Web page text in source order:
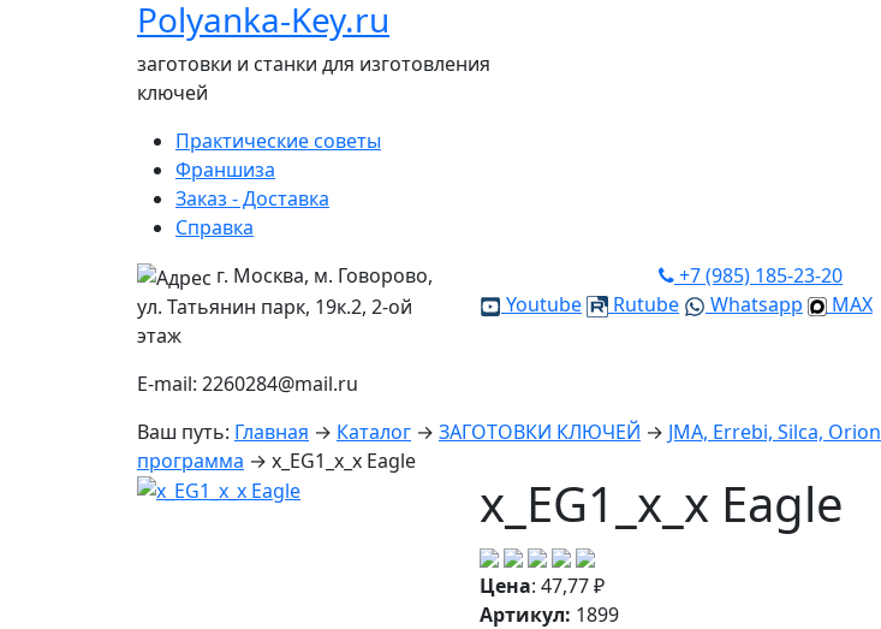
Polyanka-Key.ru
заготовки и станки для изготовления
ключей
Практические советы
Франшиза
Заказ - Доставка
Справка
г. Москва, м. Говорово,
ул. Татьянин парк, 19к.2, 2-ой
этаж
E-mail: 2260284@mail.ru
+7 (985) 185-23-20
Youtube
Rutube Whatsapp
MAX
Ваш путь: Главная → Каталог → ЗАГОТОВКИ КЛЮЧЕЙ → JMA, Errebi, Silca, Orion
программа → x_EG1_x_x Eagle
x_EG1_x_x Eagle
Цена: 47,77₽
Артикул: 1899